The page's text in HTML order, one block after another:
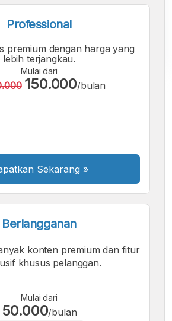
A A A
Professional
premium dengan harga yang
lebih terjangkau.
Mulai dari
150.000/bulan
Sekarang »
Berlangganan
konten premium dan fitur
khusus pelanggan.
Mulai dari
50.000/bulan